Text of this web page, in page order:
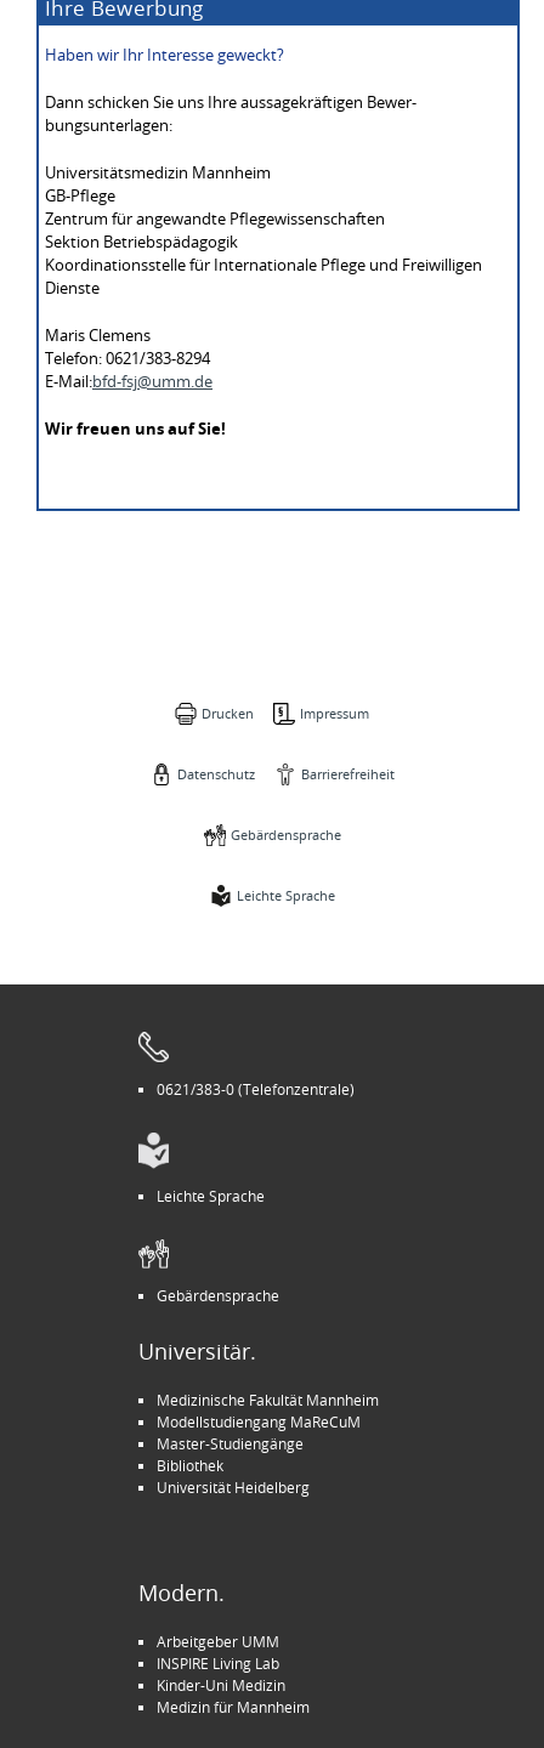
Ihre Bewerbung
Haben wir Ihr Interesse geweckt?
Dann schicken Sie uns Ihre aussagekräftigen Bewer­
bungsunterlagen:
Universitätsmedizin Mannheim
GB-Pflege
Zentrum für angewandte Pflegewissenschaften
Sektion Betriebspädagogik
Koordinationsstelle für Internationale Pflege und Freiwilligen
Dienste
Maris Clemens
Telefon: 0621/383-8294
E-Mail:bfd-fsj@umm.de
Wir freuen uns auf Sie!
Drucken Impressum
Datenschutz Barrierefreiheit
Gebärdensprache
Leichte Sprache
0621/383-0 (Telefonzentrale)
Leichte Sprache
Gebärdensprache
Universitär.
Medizinische Fakultät Mannheim
Modellstudiengang MaReCuM
Master-Studiengänge
Bibliothek
Universität Heidelberg
Modern.
Arbeitgeber UMM
INSPIRE Living Lab
Kinder-Uni Medizin
Medizin für Mannheim